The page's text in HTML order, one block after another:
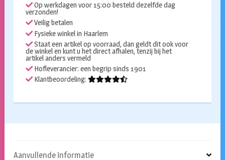
capuchon
aantal
Op werkdagen voor 15:00 besteld dezelfde dag
verzonden!
Veilig betalen
Fysieke winkel in Haarlem
Staat een artikel op voorraad, dan geldt dit ook voor
de winkel en kunt u het direct afhalen, tenzij bij het
artikel anders vermeld
Hofleverancier: een begrip sinds 1901
Klantbeoordeling:
Aanvullende informatie